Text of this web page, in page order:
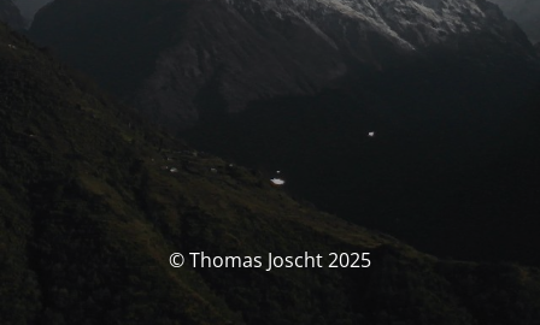
© Thomas Joscht 2025